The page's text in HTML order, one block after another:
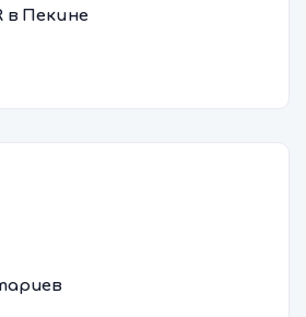
в Пекине